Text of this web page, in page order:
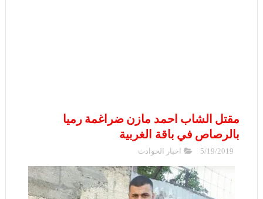
مقتل الشاب احمد مازن ضراغمة رميا
بالرصاص في باقة الغربية
5/19/2019 اخبار الحوادث